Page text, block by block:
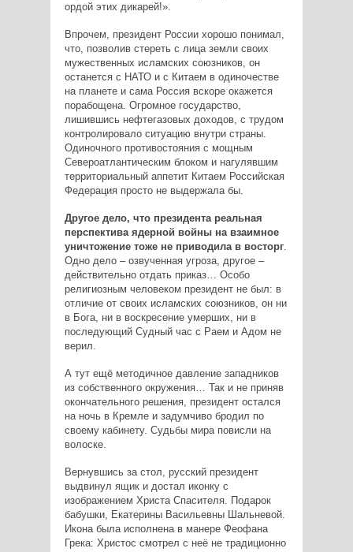
ордой этих дикарей!».
Впрочем, президент России хорошо понимал,
что, позволив стереть с лица земли своих
мужественных исламских союзников, он
останется с НАТО и с Китаем в одиночестве
на планете и сама Россия вскоре окажется
порабощена. Огромное государство,
лишившись нефтегазовых доходов, с трудом
контролировало ситуацию внутри страны.
Одиночного противостояния с мощным
Североатлантическим блоком и нагулявшим
территориальный аппетит Китаем Российская
Федерация просто не выдержала бы.
Другое дело, что президента реальная
перспектива ядерной войны на взаимное
уничтожение тоже не приводила в восторг.
Одно дело – озвученная угроза, другое –
действительно отдать приказ… Особо
религиозным человеком президент не был: в
отличие от своих исламских союзников, он ни
в Бога, ни в воскресение умерших, ни в
последующий Судный час с Раем и Адом не
верил.
А тут ещё методичное давление западников
из собственного окружения… Так и не приняв
окончательного решения, президент остался
на ночь в Кремле и задумчиво бродил по
своему кабинету. Судьбы мира повисли на
волоске.
Вернувшись за стол, русский президент
выдвинул ящик и достал иконку с
изображением Христа ­Спасителя. Подарок
бабушки, Екатерины Васильевны Шальневой.
Икона была исполнена в манере Феофана
Грека: Христос смотрел с неё не традиционно